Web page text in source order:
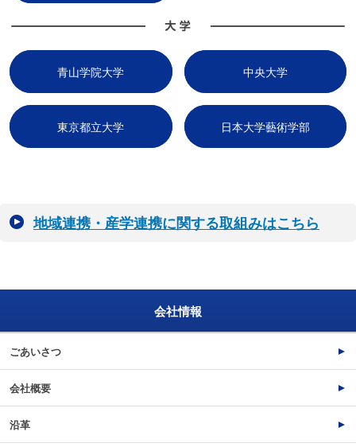
青山学院大学 中央大学
東京都立大学 日本大学藝術学部
地域連携・産学連携に関する取組みはこちら
会社情報
ごあいさつ
会社概要
沿革